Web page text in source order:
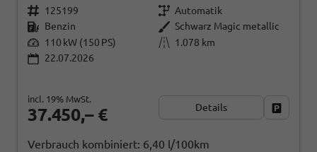
125199
Automatik
Benzin
Schwarz Magic metallic
110 kW (150 PS)
1.078 km
22.07.2026
37.450,– €
incl. 19% MwSt.
Details
Verbrauch kombiniert: 6,40 l/100km